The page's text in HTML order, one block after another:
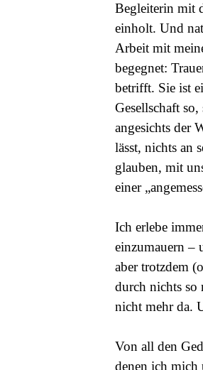
Begleiterin mit
einholt. Und
Arbeit mit
begegnet:
betrifft. Sie ist
Gesellschaft
angesichts der
lässt, nichts an
glauben, mit
einer
Ich erlebe
einzumauern –
aber trotzdem
durch nichts so
nicht mehr da.
Von all den
denen ich mich